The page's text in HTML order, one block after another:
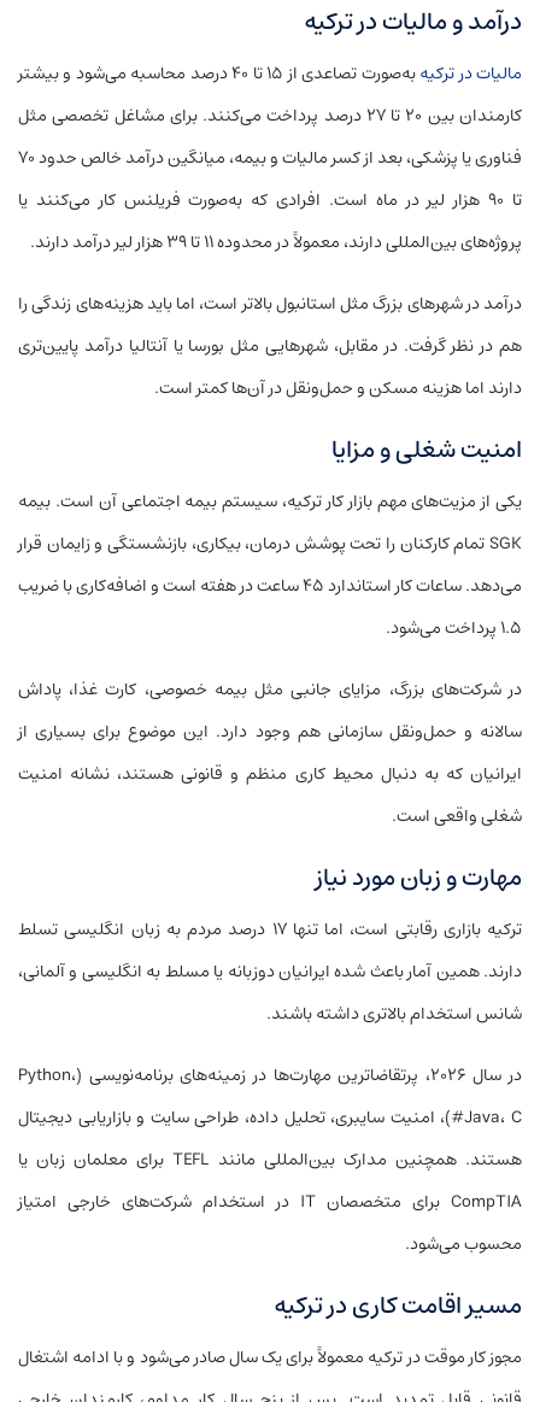
درآمد و مالیات در ترکیه
مالیات در ترکیه
به‌صورت تصاعدی از ۱۵ تا ۴۰ درصد محاسبه می‌شود و بیشتر
کارمندان بین ۲۰ تا ۲۷ درصد پرداخت می‌کنند. برای مشاغل تخصصی مثل
فناوری یا پزشکی، بعد از کسر مالیات و بیمه، میانگین درآمد خالص حدود ۷۰
تا ۹۰ هزار لیر در ماه است. افرادی که به‌صورت فریلنس کار می‌کنند یا
پروژه‌های بین‌المللی دارند، معمولاً در محدوده ۱۱ تا ۳۹ هزار لیر درآمد دارند.
درآمد در شهرهای بزرگ مثل استانبول بالاتر است، اما باید هزینه‌های زندگی را
هم در نظر گرفت. در مقابل، شهرهایی مثل بورسا یا آنتالیا درآمد پایین‌تری
دارند اما هزینه مسکن و حمل‌ونقل در آن‌ها کمتر است.
امنیت شغلی و مزایا
یکی از مزیت‌های مهم بازار کار ترکیه، سیستم بیمه اجتماعی آن است. بیمه
SGK تمام کارکنان را تحت پوشش درمان، بیکاری، بازنشستگی و زایمان قرار
می‌دهد. ساعات کار استاندارد ۴۵ ساعت در هفته است و اضافه‌کاری با ضریب
۱.۵ پرداخت می‌شود.
در شرکت‌های بزرگ، مزایای جانبی مثل بیمه خصوصی، کارت غذا، پاداش
سالانه و حمل‌ونقل سازمانی هم وجود دارد. این موضوع برای بسیاری از
ایرانیان که به دنبال محیط کاری منظم و قانونی هستند، نشانه امنیت
شغلی واقعی است.
مهارت و زبان مورد نیاز
ترکیه بازاری رقابتی است، اما تنها ۱۷ درصد مردم به زبان انگلیسی تسلط
دارند. همین آمار باعث شده ایرانیان دو‌زبانه یا مسلط به انگلیسی و آلمانی،
شانس استخدام بالاتری داشته باشند.
در سال ۲۰۲۶، پرتقاضاترین مهارت‌ها در زمینه‌های برنامه‌نویسی (Python،
Java، C#)، امنیت سایبری، تحلیل داده، طراحی سایت و بازاریابی دیجیتال
هستند. همچنین مدارک بین‌المللی مانند TEFL برای معلمان زبان یا
CompTIA برای متخصصان IT در استخدام شرکت‌های خارجی امتیاز
محسوب می‌شود.
مسیر اقامت کاری در ترکیه
مجوز کار موقت در ترکیه معمولاً برای یک سال صادر می‌شود و با ادامه اشتغال